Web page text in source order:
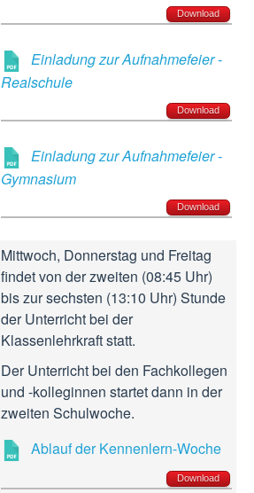
Download
Einladung zur Aufnahmefeier -
Realschule
Download
Einladung zur Aufnahmefeier -
Gymnasium
Download
Mittwoch, Donnerstag und Freitag
findet von der zweiten (08:45 Uhr)
bis zur sechsten (13:10 Uhr) Stunde
der Unterricht bei der
Klassenlehrkraft statt.
Der Unterricht bei den Fachkollegen
und -kolleginnen startet dann in der
zweiten Schulwoche.
Ablauf der Kennenlern-Woche
Download